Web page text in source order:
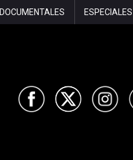
DOCUMENTALES ESPECIALES